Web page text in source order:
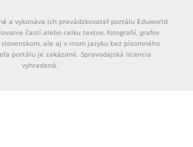
a vykonáva ich prevádzkovateľ portálu Eduworld
častí alebo celku textov, fotografií, grafov
ale aj v inom jazyku bez písomného
portálu je zakázané. Spravodajská licencia
vyhradená.